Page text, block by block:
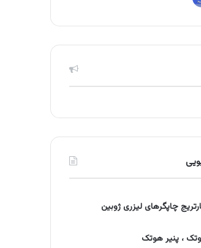
چاپگرهای لیزری ژوبین
، پنیر هوتک